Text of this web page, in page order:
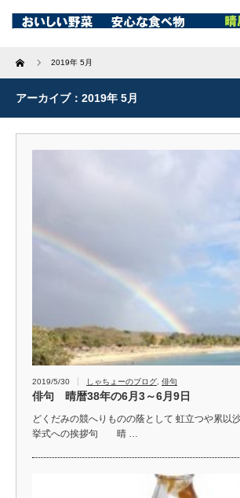
Home 2019年 5月
アーカイブ：2019年 5月
2019/5/30 しゃちょーのブログ 俳句
俳句 晴暦38年の6月3～6月9日
どくだみの競へりものの蔭として 虹立つや累
挙式への挨拶句 晴 …